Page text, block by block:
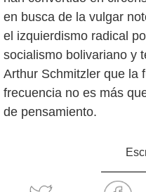
en busca de la vulgar
el izquierdismo radical
socialismo bolivariano y
Arthur Schmitzler que la
frecuencia no es más
de pensamiento.